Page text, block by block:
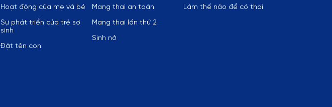
Làm thế nào để có thai
Mang thai an toàn
Mang thai lần thứ 2
Sinh nở
Hoạt động của mẹ và bé
Sự phát triển của trẻ sơ
sinh
Đặt tên con